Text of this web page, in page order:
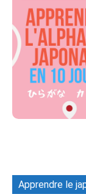
Apprendre le